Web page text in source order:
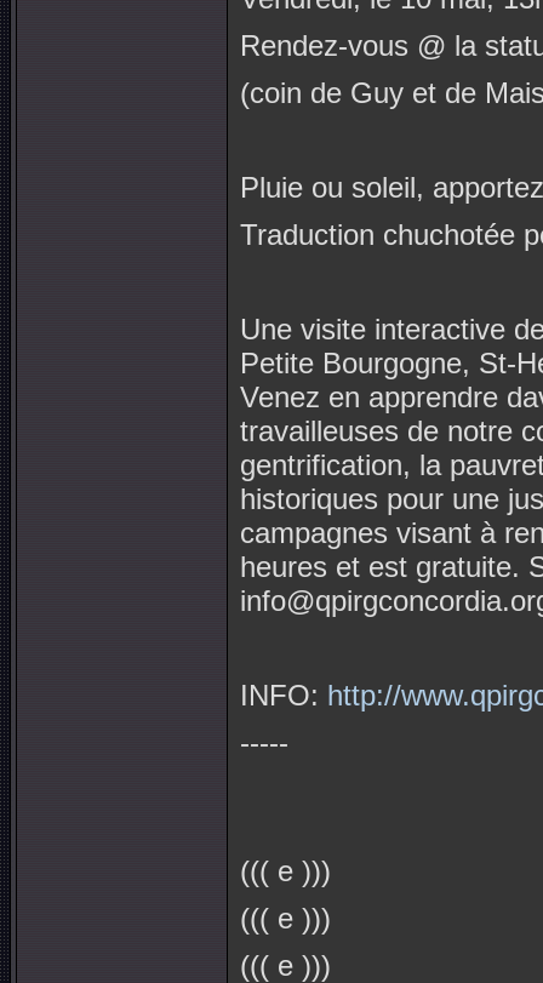
Rendez-vous @ la
(coin de Guy et de
Pluie ou soleil,
Traduction chuchotée
Une visite interactive
Petite Bourgogne, St-
Venez en apprendre
travailleuses de notre
gentrification, la
historiques pour une
campagnes visant à
heures et est gratuite.
INFO: http://
-----
((( e )))
((( e )))
((( e )))